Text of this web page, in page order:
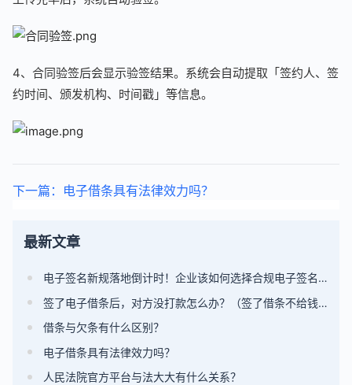
4、合同验签后会显示验签结果。系统会自动提取「签约人、签
约时间、颁发机构、时间戳」等信息。
下一篇：电子借条具有法律效力吗？
最新文章
电子签名新规落地倒计时！企业该如何选择合规电子签名平台？
签了电子借条后，对方没打款怎么办？（签了借条不给钱怎么办）
借条与欠条有什么区别？
电子借条具有法律效力吗？
人民法院官方平台与法大大有什么关系？